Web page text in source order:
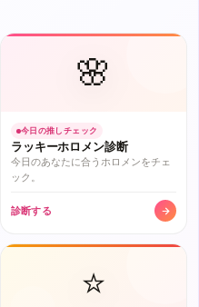
🌸
今日の推しチェック
ラッキーホロメン診断
今日のあなたに合うホロメンをチェ
ック。
診断する
⭐